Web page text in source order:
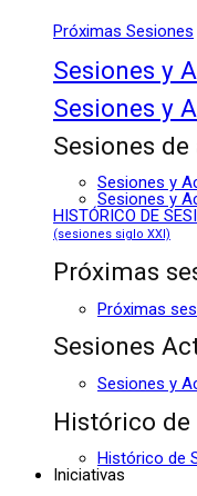
Próximas Sesiones
Sesiones y
Sesiones y
Sesiones
Sesiones y
Sesiones y
HISTÓRICO DE
(sesiones siglo XXI)
Próximas
Próximas
Sesiones
Sesiones y
Histórico de
Histórico de
Iniciativas